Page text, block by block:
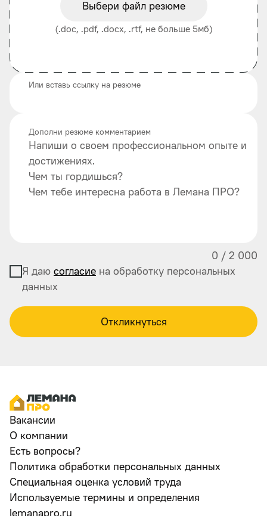
Выбери файл резюме
(.doc, .pdf, .docx, .rtf, не больше 5мб)
Или вставь ссылку на резюме
Напиши о своем профессиональном опыте и
достижениях.
Чем ты гордишься?
Чем тебе интересна работа в Лемана ПРО?
Дополни резюме комментарием
0 / 2 000
Я даю согласие на обработку персональных
данных
Откликнуться
Вакансии
О компании
Есть вопросы?
Политика обработки персональных данных
Специальная оценка условий труда
Используемые термины и определения
lemanapro.ru